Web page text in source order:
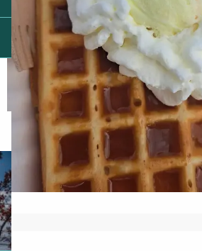
Ouverture et coordonnées